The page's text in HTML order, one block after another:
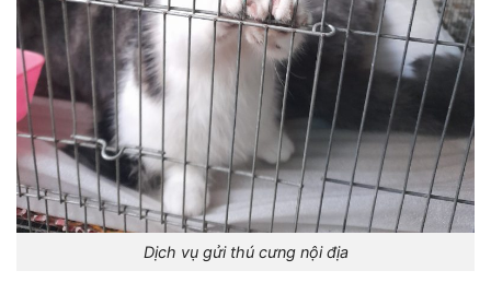
Dịch vụ gửi thú cưng nội địa